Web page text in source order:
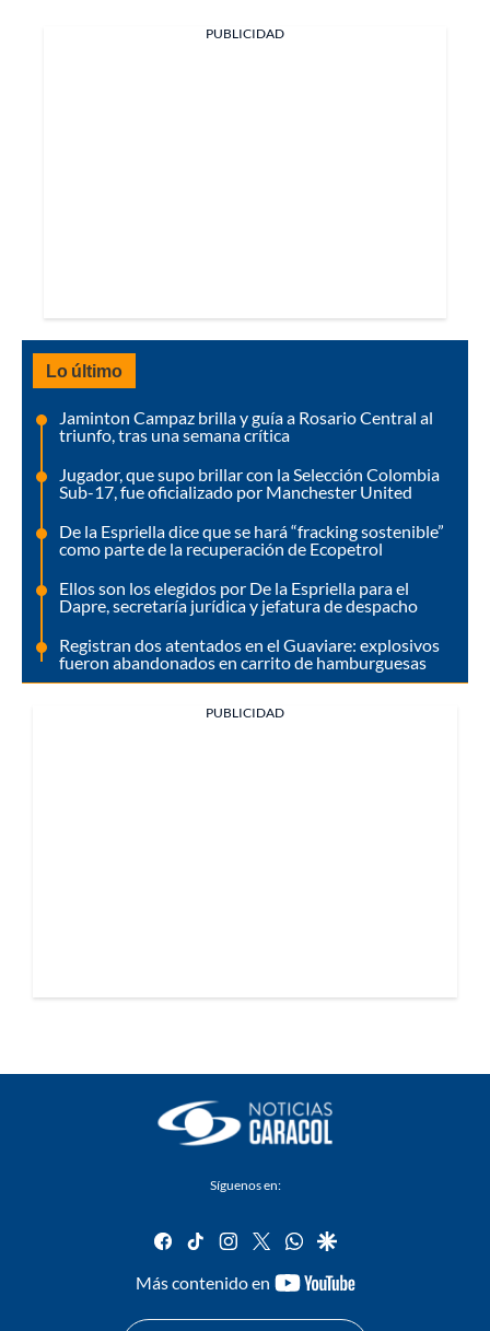
PUBLICIDAD
Lo último
Jaminton Campaz brilla y guía a Rosario Central al
triunfo, tras una semana crítica
Jugador, que supo brillar con la Selección Colombia
Sub-17, fue oficializado por Manchester United
De la Espriella dice que se hará “fracking sostenible”
como parte de la recuperación de Ecopetrol
Ellos son los elegidos por De la Espriella para el
Dapre, secretaría jurídica y jefatura de despacho
Registran dos atentados en el Guaviare: explosivos
fueron abandonados en carrito de hamburguesas
PUBLICIDAD
Síguenos en:
facebook
tiktok instagram
twitterwhatsapp
google
Más contenido en
youtube-